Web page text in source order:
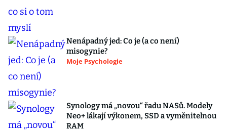
Nenápadný jed: Co je (a co není)
misogynie?
Moje Psychologie
Synology má „novou“ řadu NASů. Modely
Neo+ lákají výkonem, SSD a vyměnitelnou
RAM